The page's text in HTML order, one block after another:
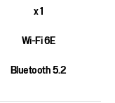
x 1
Wi-Fi 6E
Bluetooth 5.2